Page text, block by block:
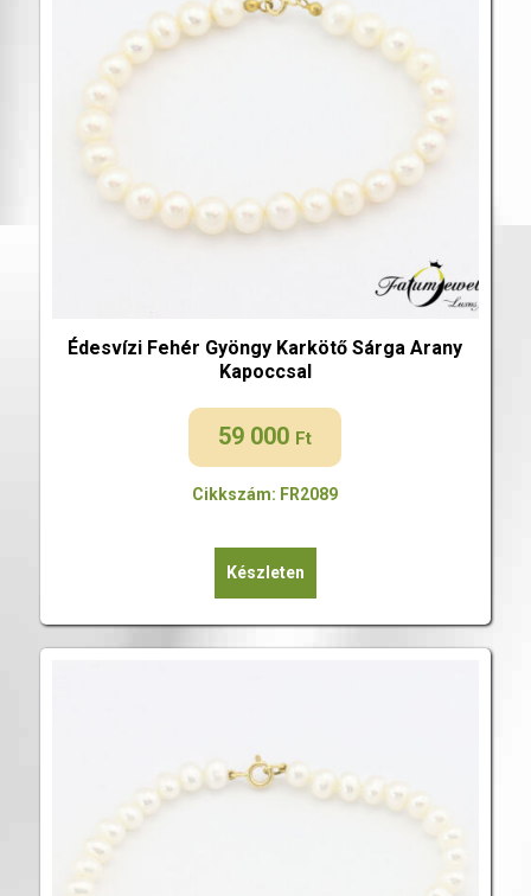
Édesvízi Fehér Gyöngy Karkötő Sárga Arany
Kapoccsal
59 000 Ft
Cikkszám: FR2089
Készleten